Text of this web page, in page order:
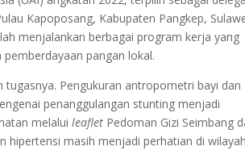
Kapoposang, Kabupaten Pangkep,
menjalankan berbagai program kerja yang
pangan lokal.
Pengukuran antropometri bayi dan
penanggulangan stunting menjadi
melaluileaflet Pedoman Gizi Seimbang
hipertensi masih menjadi perhatian di wilayah